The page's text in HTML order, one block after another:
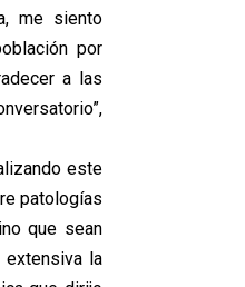
me siento
por
a las
este
patologías
que sean
la